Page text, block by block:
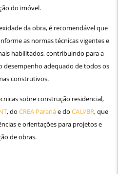
do imóvel.
da obra, é recomendável que
as normas técnicas vigentes e
habilitados, contribuindo para a
desempenho adequado de todos os
construtivos.
sobre construção residencial,
, do CREA Paranáe do CAU/BR, que
e orientações para projetos e
de obras.